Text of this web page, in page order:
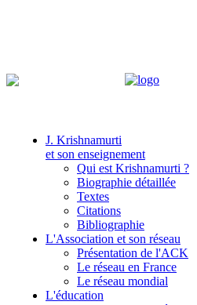
J. Krishnamurti
et son enseignement
Qui est Krishnamurti ?
Biographie détaillée
Textes
Citations
Bibliographie
L'Association et son réseau
Présentation de l'ACK
Le réseau en France
Le réseau mondial
L'éducation